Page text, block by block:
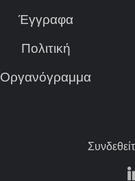
Έγγραφα
Πολιτική
Οργανόγραμμα